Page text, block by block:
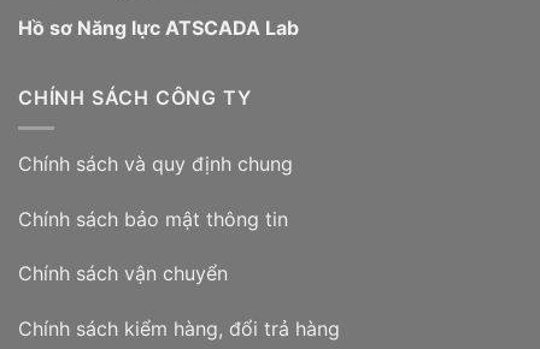
Hồ sơ Năng lực ATSCADA Lab
CHÍNH SÁCH CÔNG TY
Chính sách và quy định chung
Chính sách bảo mật thông tin
Chính sách vận chuyển
Chính sách kiểm hàng, đổi trả hàng